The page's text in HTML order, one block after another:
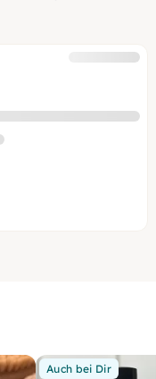
Auch bei Dir